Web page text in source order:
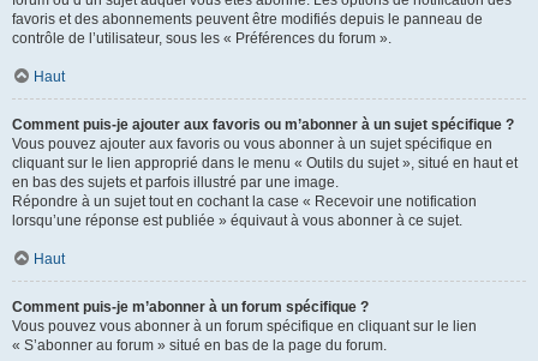
favoris et des abonnements peuvent être modifiés depuis le panneau de
contrôle de l’utilisateur, sous les « Préférences du forum ».
Haut
Comment puis-je ajouter aux favoris ou m’abonner à un sujet spécifique ?
Vous pouvez ajouter aux favoris ou vous abonner à un sujet spécifique en
cliquant sur le lien approprié dans le menu « Outils du sujet », situé en haut et
en bas des sujets et parfois illustré par une image.
Répondre à un sujet tout en cochant la case « Recevoir une notification
lorsqu’une réponse est publiée » équivaut à vous abonner à ce sujet.
Haut
Comment puis-je m’abonner à un forum spécifique ?
Vous pouvez vous abonner à un forum spécifique en cliquant sur le lien
« S’abonner au forum » situé en bas de la page du forum.